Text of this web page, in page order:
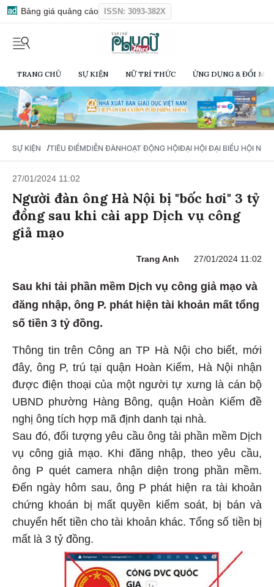
Bảng giá quảng cáo ISSN: 3093-382X
TRANG CHỦ SỰ KIỆN NỮ TRÍ THỨC ỨNG DỤNG & ĐỔI
SỰ KIỆN / TIÊU ĐIỂMDIỄN ĐÀNHOẠT ĐỘNG HỘIĐẠI HỘI ĐẠI BIỂU HỘI NỮ
27/01/2024 11:02
Người đàn ông Hà Nội bị "bốc hơi" 3 tỷ
đồng sau khi cài app Dịch vụ công
giả mạo
Trang Anh 27/01/2024 11:02
Sau khi tải phần mềm Dịch vụ công giả mạo và
đăng nhập, ông P. phát hiện tài khoản mất tổng
số tiền 3 tỷ đồng.
Thông tin trên Công an TP Hà Nội cho biết, mới
đây, ông P, trú tại quận Hoàn Kiếm, Hà Nội nhận
được điện thoại của một người tự xưng là cán bộ
UBND phường Hàng Bông, quận Hoàn Kiếm đề
nghị ông tích hợp mã định danh tại nhà.
Sau đó, đối tượng yêu cầu ông tải phần mềm Dịch
vụ công giả mạo. Khi đăng nhập, theo yêu cầu,
ông P quét camera nhận diện trong phần mềm.
Đến ngày hôm sau, ông P phát hiện ra tài khoản
chứng khoán bị mất quyền kiểm soát, bị bán và
chuyển hết tiền cho tài khoản khác. Tổng số tiền bị
mất là 3 tỷ đồng.